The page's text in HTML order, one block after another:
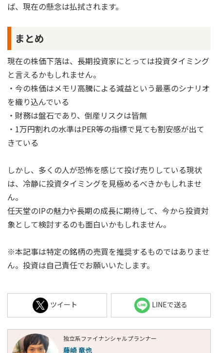
ば、現在の懸念は払拭されます。
まとめ
現在の株価下落は、長期投資家にとっては投資タイミング
と言えるかもしれません。
・今の株価はメモリ高騰による減益という最悪のシナリオ
を織り込んでいる
・財務は盤石であり、倒産リスクは皆無
・1万円割れの水準はPER等の指標で見ても割安感が出て
きている
しかし、多くの人が恐怖を感じて投げ売りしている現状
は、冷静に投資タイミングを見極めるべきかもしれませ
ん。
任天堂のIPの魅力や長期の成長に期待して、今から投資対
象として検討するのも面白いかもしれません。
※本記事は特定の銘柄の売買を推奨するものではありませ
ん。投資は自己責任でお願いいたします。
ツイート LINEで送る
独立系ファイナンシャルプランナー
藤崎 竜也